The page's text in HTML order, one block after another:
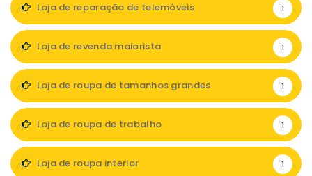
Loja de reparação de telemóveis 1
Loja de revenda maiorista 1
Loja de roupa de tamanhos grandes 1
Loja de roupa de trabalho 1
Loja de roupa interior 1